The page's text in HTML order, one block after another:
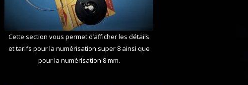
Cette section vous permet d’afficher les détails
et tarifs pour la numérisation super 8 ainsi que
pour la numérisation 8 mm.